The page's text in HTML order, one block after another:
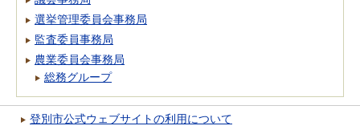
選挙管理委員会事務局
監査委員事務局
農業委員会事務局
総務グループ
登別市公式ウェブサイトの利用について